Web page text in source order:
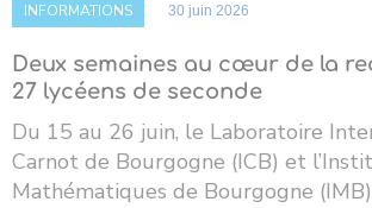
INFORMATIONS 30 juin 2026
Deux semaines au cœur de la
27 lycéens de seconde
Du 15 au 26 juin, le Laboratoire
Carnot de Bourgogne (ICB) et
Mathématiques de Bourgogne